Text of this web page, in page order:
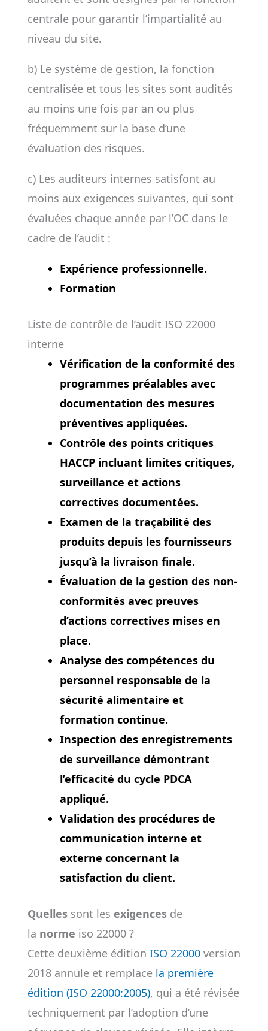
centrale pour garantir l’impartialité au
niveau du site.
b) Le système de gestion, la fonction
centralisée et tous les sites sont audités
au moins une fois par an ou plus
fréquemment sur la base d’une
évaluation des risques.
c) Les auditeurs internes satisfont au
moins aux exigences suivantes, qui sont
évaluées chaque année par l’OC dans le
cadre de l’audit :
Expérience professionnelle.
Formation
Liste de contrôle de l’audit ISO 22000
interne
Vérification de la conformité des
programmes préalables avec
documentation des mesures
préventives appliquées.
Contrôle des points critiques
HACCP incluant limites critiques,
surveillance et actions
correctives documentées.
Examen de la traçabilité des
produits depuis les fournisseurs
jusqu’à la livraison finale.
Évaluation de la gestion des non-
conformités avec preuves
d’actions correctives mises en
place.
Analyse des compétences du
personnel responsable de la
sécurité alimentaire et
formation continue.
Inspection des enregistrements
de surveillance démontrant
l’efficacité du cycle PDCA
appliqué.
Validation des procédures de
communication interne et
externe concernant la
satisfaction du client.
Quellessont les exigencesde
la norme iso 22000 ?
Cette deuxième édition ISO 22000version
2018 annule et remplace la première
édition (ISO 22000:2005), qui a été révisée
techniquement par l’adoption d’une